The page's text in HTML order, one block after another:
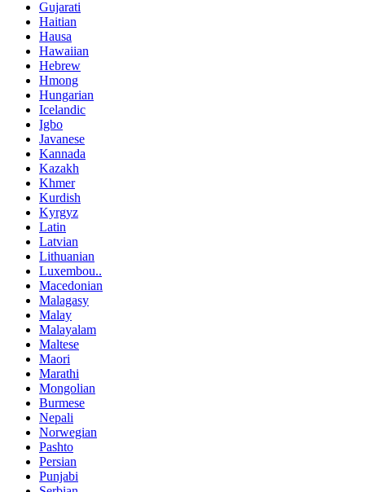
Gujarati
Haitian
Hausa
Hawaiian
Hebrew
Hmong
Hungarian
Icelandic
Igbo
Javanese
Kannada
Kazakh
Khmer
Kurdish
Kyrgyz
Latin
Latvian
Lithuanian
Luxembou..
Macedonian
Malagasy
Malay
Malayalam
Maltese
Maori
Marathi
Mongolian
Burmese
Nepali
Norwegian
Pashto
Persian
Punjabi